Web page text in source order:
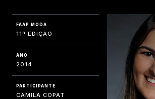
FAAP MODA
11ª EDIÇÃO
ANO
2014
PARTICIPANTE
CAMILA COPAT